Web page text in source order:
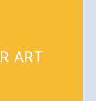
ART